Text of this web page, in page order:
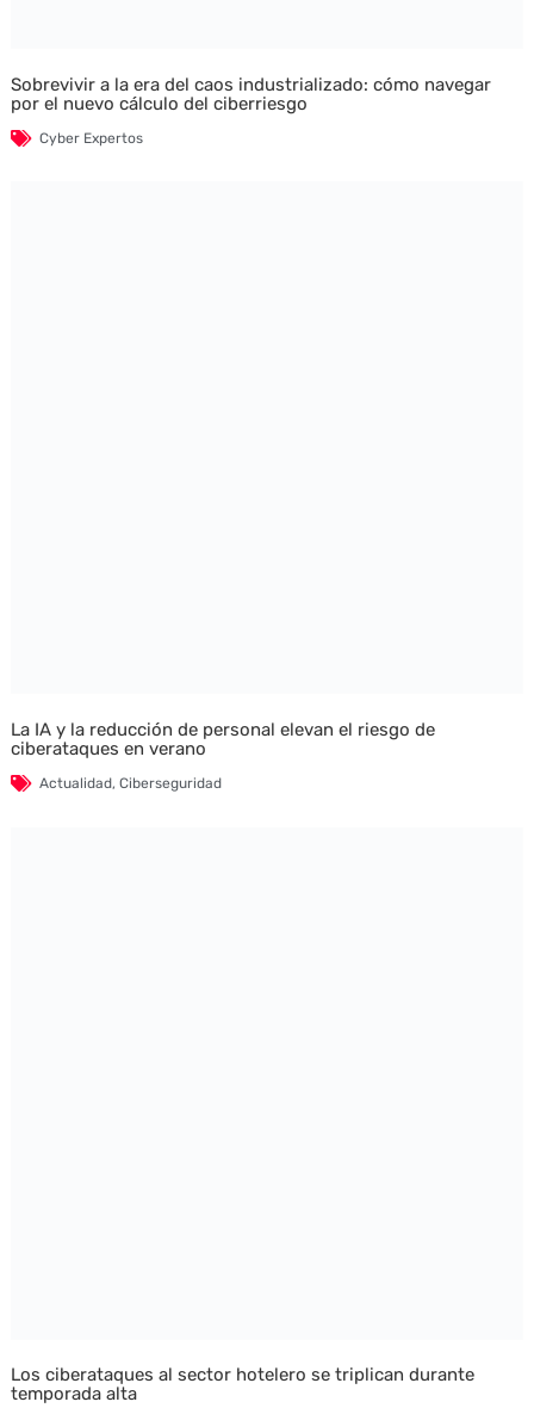
Sobrevivir a la era del caos industrializado: cómo navegar
por el nuevo cálculo del ciberriesgo
Cyber Expertos
La IA y la reducción de personal elevan el riesgo de
ciberataques en verano
Actualidad, Ciberseguridad
Los ciberataques al sector hotelero se triplican durante
temporada alta